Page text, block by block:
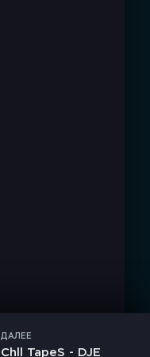
ДАЛЕЕ
Chll TapeS - DJE